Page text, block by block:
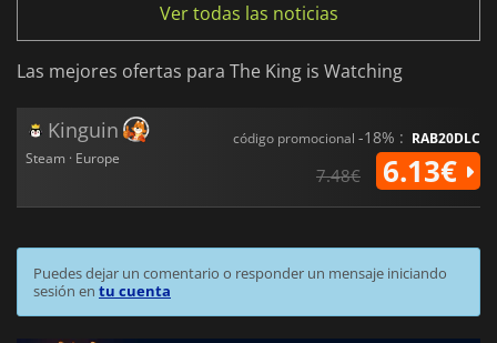
Ver todas las noticias
Las mejores ofertas para The King is Watching
Kinguin
Steam · Europe
código promocional -18% : RAB20DLC
7.48€ 6.13€
Puedes dejar un comentario o responder un mensaje iniciando
sesión en tu cuenta